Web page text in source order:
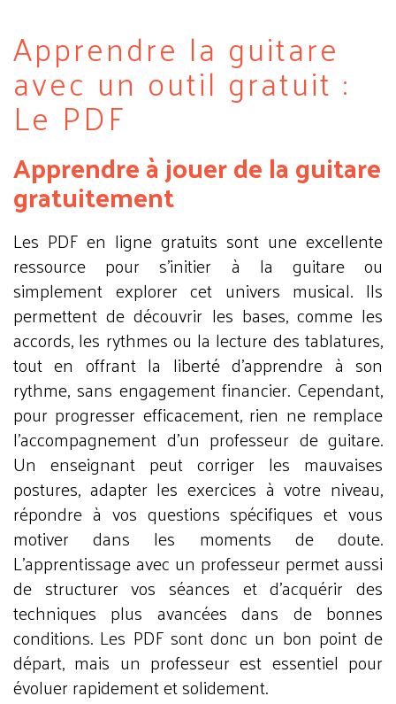
Apprendre la guitare
avec un outil gratuit :
Le PDF
Apprendre à jouer de la guitare
gratuitement
Les PDF en ligne gratuits sont une excellente
ressource pour s'initier à la guitare ou
simplement explorer cet univers musical. Ils
permettent de découvrir les bases, comme les
accords, les rythmes ou la lecture des tablatures,
tout en offrant la liberté d’apprendre à son
rythme, sans engagement financier. Cependant,
pour progresser efficacement, rien ne remplace
l'accompagnement d'un professeur de guitare.
Un enseignant peut corriger les mauvaises
postures, adapter les exercices à votre niveau,
répondre à vos questions spécifiques et vous
motiver dans les moments de doute.
L’apprentissage avec un professeur permet aussi
de structurer vos séances et d’acquérir des
techniques plus avancées dans de bonnes
conditions. Les PDF sont donc un bon point de
départ, mais un professeur est essentiel pour
évoluer rapidement et solidement.